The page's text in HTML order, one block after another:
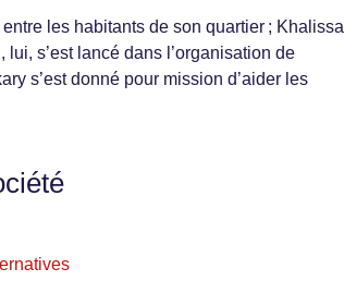
les habitants de son quartier ; Khalissa
s’est lancé dans l’organisation de
s’est donné pour mission d’aider les